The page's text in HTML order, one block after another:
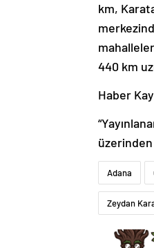
km,
440 km
Haber
Adana
Zeydan